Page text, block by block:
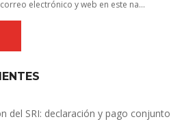
Guarda mi nombre, correo electrónico y web en este navegador para la próxima vez que comente.
del SRI: declaración y pago conjunto